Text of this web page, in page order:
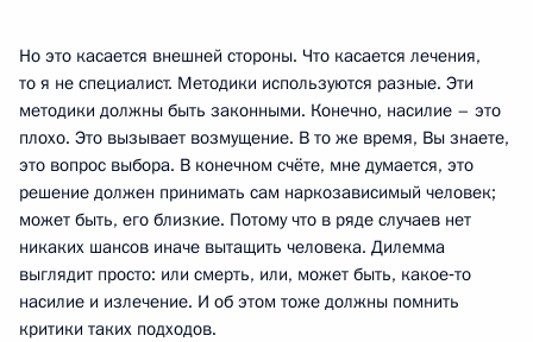
Но это касается внешней стороны. Что касается лечения,
то я не специалист. Методики используются разные. Эти
методики должны быть законными. Конечно, насилие – это
плохо. Это вызывает возмущение. В то же время, Вы знаете,
это вопрос выбора. В конечном счёте, мне думается, это
решение должен принимать сам наркозависимый человек;
может быть, его близкие. Потому что в ряде случаев нет
никаких шансов иначе вытащить человека. Дилемма
выглядит просто: или смерть, или, может быть, какое‑то
насилие и излечение. И об этом тоже должны помнить
критики таких подходов.